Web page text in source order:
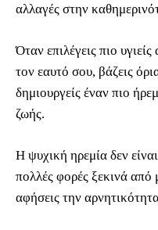
αλλαγές στην
Όταν επιλέγεις πιο
τον εαυτό σου, βάζεις
δημιουργείς έναν πιο
ζωής.
Η ψυχική ηρεμία δεν
πολλές φορές ξεκινά
αφήσεις την